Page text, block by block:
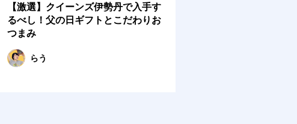
【激選】クイーンズ伊勢丹で入手す
るべし！父の日ギフトとこだわりお
つまみ
らう